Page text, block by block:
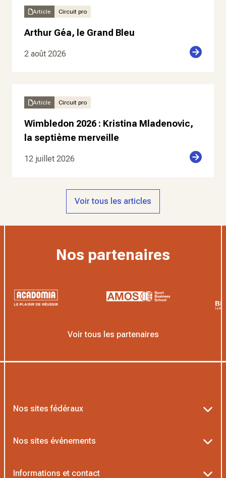
Article Circuit pro
Arthur Géa, le Grand Bleu
2 août 2026
Article Circuit pro
Wimbledon 2026 : Kristina Mladenovic,
la septième merveille
12 juillet 2026
Voir tous les articles
Nos partenaires
Voir tous les partenaires
Nos sites fédéraux
Nos sites événements
Informations et contact